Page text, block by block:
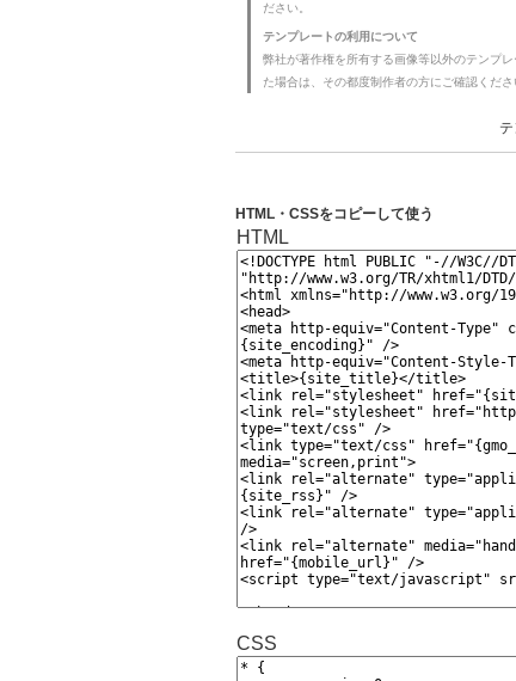
ださい。
テンプレートの利用について
弊社が著作権を所有する画像等以外のテンプ
た場合は、その都度制作者の方にご確認くださ
HTML・CSSをコピーして使う
HTML
CSS